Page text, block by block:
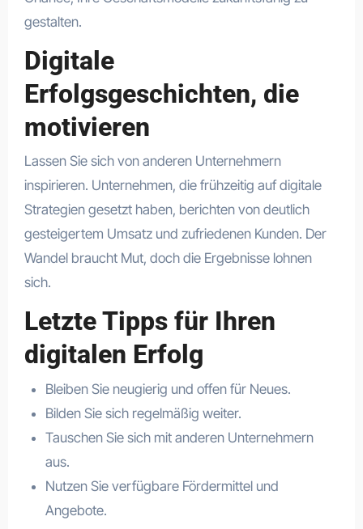
gestalten.
Digitale
Erfolgsgeschichten, die
motivieren
Lassen Sie sich von anderen Unternehmern
inspirieren. Unternehmen, die frühzeitig auf digitale
Strategien gesetzt haben, berichten von deutlich
gesteigertem Umsatz und zufriedenen Kunden. Der
Wandel braucht Mut, doch die Ergebnisse lohnen
sich.
Letzte Tipps für Ihren
digitalen Erfolg
Bleiben Sie neugierig und offen für Neues.
Bilden Sie sich regelmäßig weiter.
Tauschen Sie sich mit anderen Unternehmern
aus.
Nutzen Sie verfügbare Fördermittel und
Angebote.